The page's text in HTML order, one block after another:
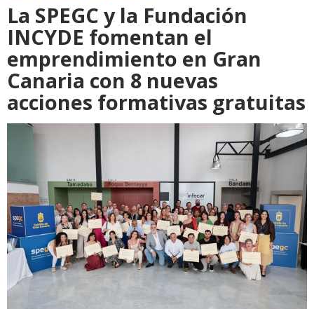
La SPEGC y la Fundación
INCYDE fomentan el
emprendimiento en Gran
Canaria con 8 nuevas
acciones formativas gratuitas